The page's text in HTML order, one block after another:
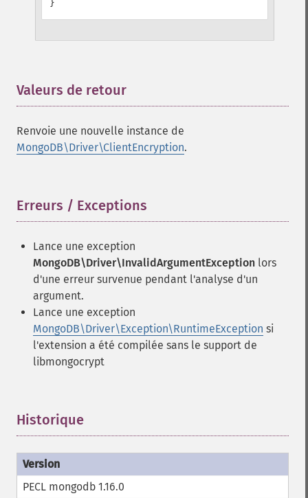
}
Valeurs de retour
Renvoie une nouvelle instance de
MongoDB\Driver\ClientEncryption.
Erreurs / Exceptions
Lance une exception
MongoDB\Driver\InvalidArgumentException lors
d'une erreur survenue pendant l'analyse d'un
argument.
Lance une exception
MongoDB\Driver\Exception\RuntimeException si
l'extension a été compilée sans le support de
libmongocrypt
Historique
PECL mongodb 1.16.0